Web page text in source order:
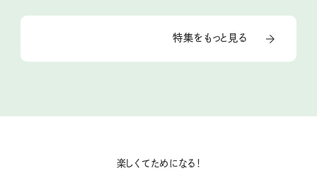
特集をもっと見る
楽しくてためになる！